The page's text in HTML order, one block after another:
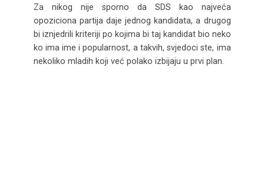
Za nikog nije sporno da SDS kao najveća
opoziciona partija daje jednog kandidata, a drugog
bi iznjedrili kriteriji po kojima bi taj kandidat bio neko
ko ima ime i popularnost, a takvih, svjedoci ste, ima
nekoliko mladih koji već polako izbijaju u prvi plan.